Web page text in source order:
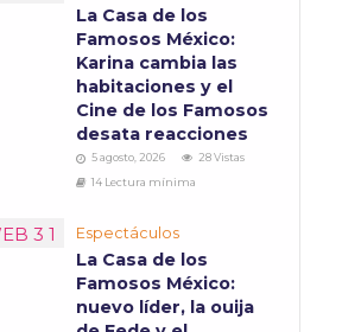
La Casa de los
Famosos México:
Karina cambia las
habitaciones y el
Cine de los Famosos
desata reacciones
5 agosto, 2026
28 Vistas
14 Lectura mínima
Espectáculos
La Casa de los
Famosos México:
nuevo líder, la ouija